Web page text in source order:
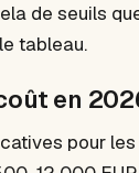
de seuils
tableau.
en
pour